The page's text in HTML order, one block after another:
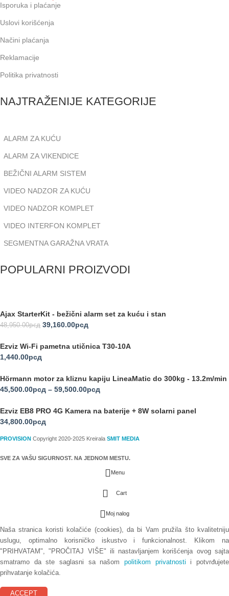
Isporuka i plaćanje
Uslovi korišćenja
Načini plaćanja
Reklamacije
Politika privatnosti
NAJTRAŽENIJE KATEGORIJE
ALARM ZA KUĆU
ALARM ZA VIKENDICE
BEŽIČNI ALARM SISTEM
VIDEO NADZOR ZA KUĆU
VIDEO NADZOR KOMPLET
VIDEO INTERFON KOMPLET
SEGMENTNA GARAŽNA VRATA
POPULARNI PROIZVODI
Ajax StarterKit - bežični alarm set za kuću i stan
48,950.00рсд 39,160.00рсд
Ezviz Wi-Fi pametna utičnica T30-10A
1,440.00рсд
Hörmann motor za kliznu kapiju LineaMatic do 300kg - 13.2m/min
45,500.00рсд – 59,500.00рсд
Ezviz EB8 PRO 4G Kamera na baterije + 8W solarni panel
34,800.00рсд
PROVISION Copyright 2020-2025 Kreirala SMIT MEDIA
SVE ZA VAŠU SIGURNOST. NA JEDNOM MESTU.
Menu
Cart
Moj nalog
Naša stranica koristi kolačiće (cookies), da bi Vam pružila što kvalitetniju
uslugu, optimalno korisničko iskustvo i funkcionalnost. Klikom na
"PRIHVATAM", "PROČITAJ VIŠE" ili nastavljanjem korišćenja ovog sajta
smatramo da ste saglasni sa našom politikom privatnosti i potvrđujete
prihvatanje kolačića.
ACCEPT